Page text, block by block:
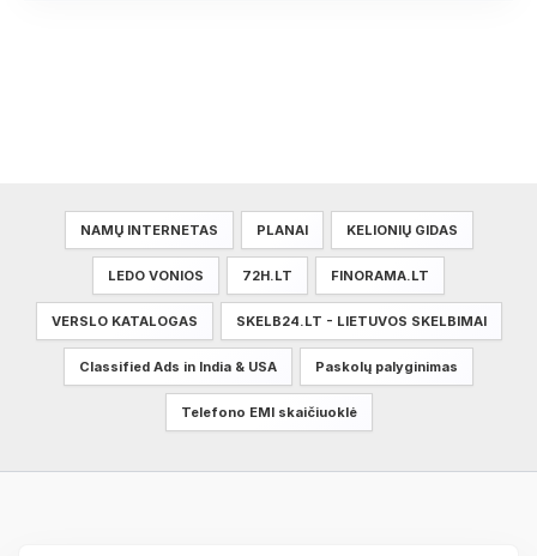
NAMŲ INTERNETAS PLANAI KELIONIŲ GIDAS
LEDO VONIOS 72H.LT FINORAMA.LT
VERSLO KATALOGAS SKELB24.LT - LIETUVOS SKELBIMAI
Classified Ads in India & USA Paskolų palyginimas
Telefono EMI skaičiuoklė